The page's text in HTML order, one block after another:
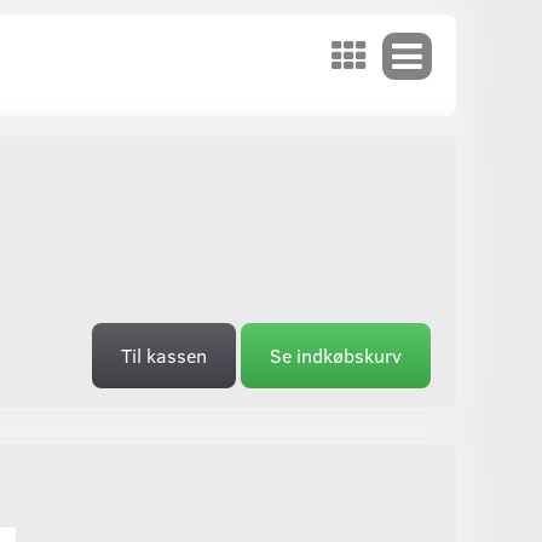
Til kassen Se indkøbskurv